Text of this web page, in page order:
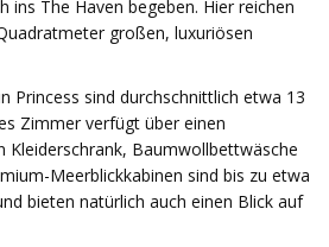
ins The Haven begeben. Hier reichen
großen, luxuriösen
Princess sind durchschnittlich etwa 13
Zimmer verfügt über einen
Kleiderschrank, Baumwollbettwäsche
Meerblickkabinen sind bis zu etwa
bieten natürlich auch einen Blick auf